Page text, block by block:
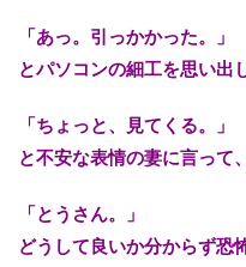
「あっ。引っかかった。」
とパソコンの細工を思い出
「ちょっと、見てくる。」
と不安な表情の妻に言って
「とうさん。」
どうして良いか分からず恐